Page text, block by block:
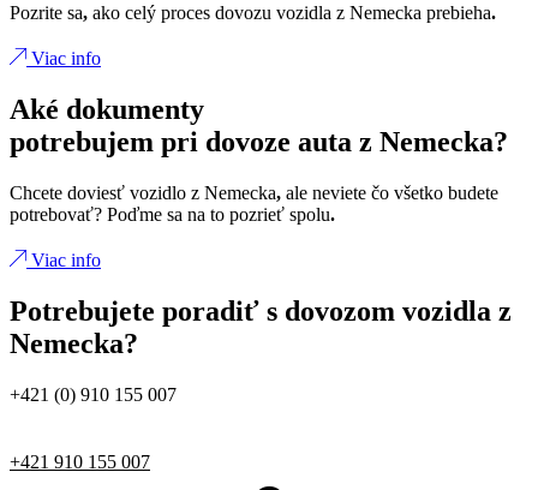
Pozrite sa, ako celý proces dovozu vozidla z Nemecka prebieha.
Viac info
Aké dokumenty
potrebujem pri dovoze auta z Nemecka?
Chcete doviesť vozidlo z Nemecka, ale neviete čo všetko budete
potrebovať? Poďme sa na to pozrieť spolu.
Viac info
Potrebujete poradiť s dovozom vozidla z
Nemecka?
+421 (0) 910 155 007
+421 910 155 007